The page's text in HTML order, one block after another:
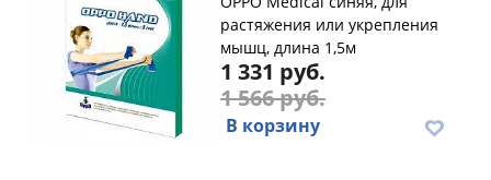
растяжения или укрепления
мышц, длина 1,5м
1 331 руб.
1 566 руб.
В корзину